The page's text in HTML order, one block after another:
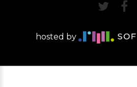
hosted by